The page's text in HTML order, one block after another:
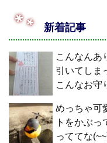
新着記事
こんなんあ
引いてしま
こんなお守
めっちゃ可
トをかぶ
っててな